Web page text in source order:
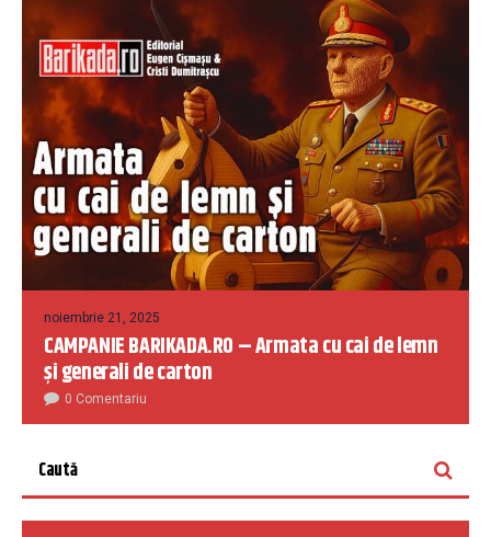
noiembrie 21, 2025
CAMPANIE BARIKADA.RO – Armata cu cai de lemn
și generali de carton
0 Comentariu